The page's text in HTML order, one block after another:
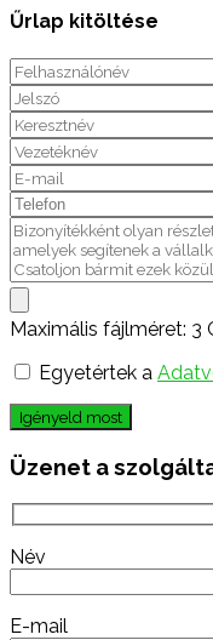
Űrlap kitöltése
Maximális fájlméret: 3
Egyetértek a
Igényeld most
Üzenet a
Név
E-mail